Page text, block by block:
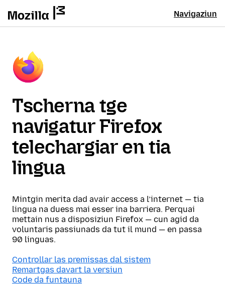
Navigaziun
Tscherna tge
navigatur Firefox
telechargiar en tia
lingua
Mintgin merita dad avair access a l’internet — tia
lingua na duess mai esser ina barriera. Perquai
mettain nus a disposiziun Firefox — cun agid da
voluntaris passiunads da tut il mund — en passa
90 linguas.
Controllar las premissas dal sistem
Remartgas davart la versiun
Code da funtauna